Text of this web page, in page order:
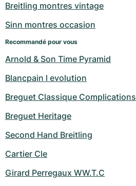
Breitling montres vintage
Sinn montres occasion
Recommandé pour vous
Arnold & Son Time Pyramid
Blancpain l evolution
Breguet Classique Complications
Breguet Heritage
Second Hand Breitling
Cartier Cle
Girard Perregaux WW.T.C